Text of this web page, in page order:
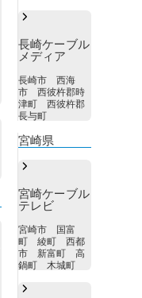
長崎ケーブル
メディア
長崎市 西海
市 西彼杵郡時
津町 西彼杵郡
長与町
宮崎県
宮崎ケーブル
テレビ
宮崎市 国富
町 綾町 西都
市 新富町 高
鍋町 木城町